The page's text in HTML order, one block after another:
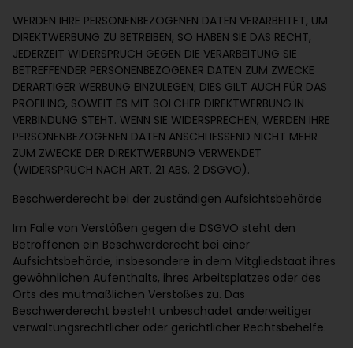
WERDEN IHRE PERSONENBEZOGENEN DATEN VERARBEITET, UM
DIREKTWERBUNG ZU BETREIBEN, SO HABEN SIE DAS RECHT,
JEDERZEIT WIDERSPRUCH GEGEN DIE VERARBEITUNG SIE
BETREFFENDER PERSONENBEZOGENER DATEN ZUM ZWECKE
DERARTIGER WERBUNG EINZULEGEN; DIES GILT AUCH FÜR DAS
PROFILING, SOWEIT ES MIT SOLCHER DIREKTWERBUNG IN
VERBINDUNG STEHT. WENN SIE WIDERSPRECHEN, WERDEN IHRE
PERSONENBEZOGENEN DATEN ANSCHLIESSEND NICHT MEHR
ZUM ZWECKE DER DIREKTWERBUNG VERWENDET
(WIDERSPRUCH NACH ART. 21 ABS. 2 DSGVO).
Beschwerderecht bei der zuständigen Aufsichtsbehörde
Im Falle von Verstößen gegen die DSGVO steht den
Betroffenen ein Beschwerderecht bei einer
Aufsichtsbehörde, insbesondere in dem Mitgliedstaat ihres
gewöhnlichen Aufenthalts, ihres Arbeitsplatzes oder des
Orts des mutmaßlichen Verstoßes zu. Das
Beschwerderecht besteht unbeschadet anderweitiger
verwaltungsrechtlicher oder gerichtlicher Rechtsbehelfe.